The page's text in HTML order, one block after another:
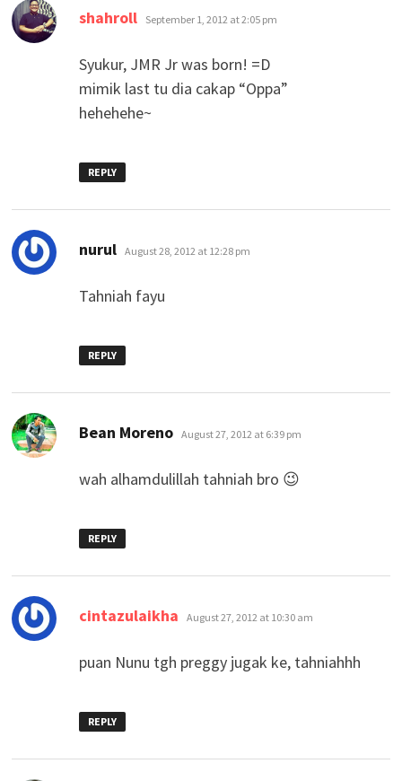
shahroll says:
September 1, 2012 at 2:05 pm
Syukur, JMR Jr was born! =D
mimik last tu dia cakap “Oppa”
hehehehe~
REPLY
nurul says:
August 28, 2012 at 12:28 pm
Tahniah fayu
REPLY
Bean Moreno says:
August 27, 2012 at 6:39 pm
wah alhamdulillah tahniah bro 😉
REPLY
cintazulaikha says:
August 27, 2012 at 10:30 am
puan Nunu tgh preggy jugak ke, tahniahhh
REPLY